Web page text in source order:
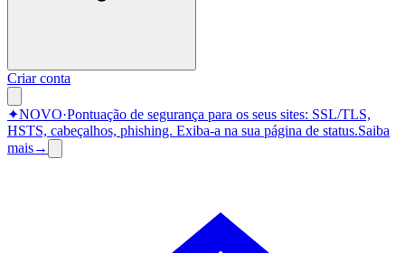
Criar conta
✦NOVO·Pontuação de segurança para os seus sites: SSL/TLS,
HSTS, cabeçalhos, phishing. Exiba-a na sua página de status.Saiba
mais→